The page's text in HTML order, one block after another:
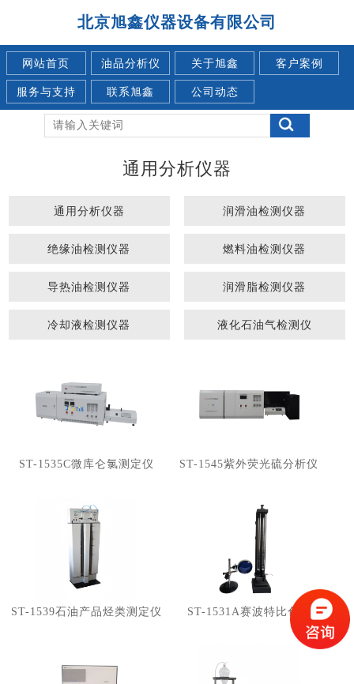
北京旭鑫仪器设备有限公司
网站首页 油品分析仪 关于旭鑫 客户案例
服务与支持 联系旭鑫 公司动态
通用分析仪器
通用分析仪器 润滑油检测仪器
绝缘油检测仪器 燃料油检测仪器
导热油检测仪器 润滑脂检测仪器
冷却液检测仪器 液化石油气检测仪
ST-1535C微库仑氯测定仪 ST-1545紫外荧光硫分析仪
ST-1539石油产品烃类测定仪 ST-1531A赛波特比色计